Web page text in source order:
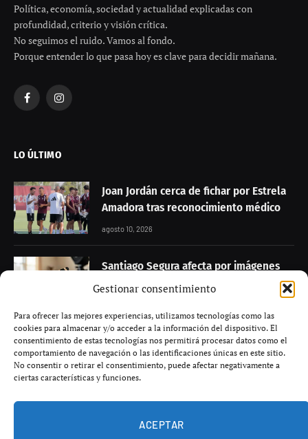
Gestionar consentimiento
Para ofrecer las mejores experiencias, utilizamos tecnologías como las
cookies para almacenar y/o acceder a la información del dispositivo. El
consentimiento de estas tecnologías nos permitirá procesar datos como el
comportamiento de navegación o las identificaciones únicas en este sitio.
No consentir o retirar el consentimiento, puede afectar negativamente a
ciertas características y funciones.
ACEPTAR
Política, economía, sociedad y actualidad explicadas con
profundidad, criterio y visión crítica.
No seguimos el ruido. Vamos al fondo.
Porque entender lo que pasa hoy es clave para decidir mañana.
FacebookInstagram
LO ÚLTIMO
Joan Jordán cerca de fichar por Estrela
Amadora tras reconocimiento médico
agosto 10, 2026
Santiago Segura afecta por imágenes
falsas generadas con IA en redes
agosto 10, 2026
Yolanda Díaz, junto a su hija, disfruta de
un paseo por la orilla en Galicia